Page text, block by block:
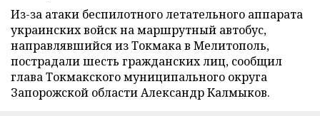
Из-за атаки беспилотного летательного аппарата
украинских войск на маршрутный автобус,
направлявшийся из Токмака в Мелитополь,
пострадали шесть гражданских лиц, сообщил
глава Токмакского муниципального округа
Запорожской области Александр Калмыков.